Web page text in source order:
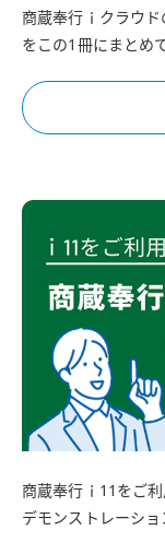
商蔵奉行ｉクラウ
をこの1冊にまとめ
商蔵奉行ｉ11をご
デモンストレーショ